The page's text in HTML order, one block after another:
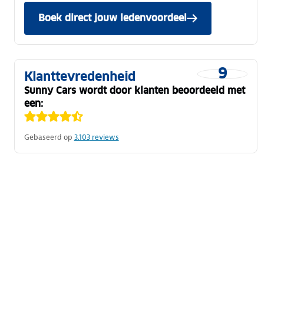
Boek direct jouw ledenvoordeel
9
Klanttevredenheid
Sunny Cars wordt door klanten beoordeeld met
een:
Gebaseerd op 3.103reviews